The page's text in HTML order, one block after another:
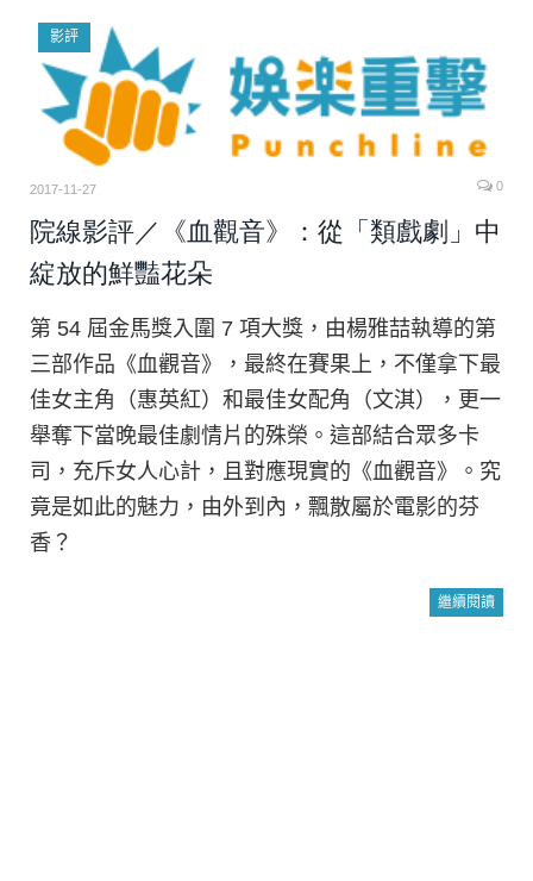
影評
2017-11-27 0
院線影評／《血觀音》：從「類戲劇」中
綻放的鮮豔花朵
第 54 屆金馬獎入圍 7 項大獎，由楊雅喆執導的第
三部作品《血觀音》，最終在賽果上，不僅拿下最
佳女主角（惠英紅）和最佳女配角（文淇），更一
舉奪下當晚最佳劇情片的殊榮。這部結合眾多卡
司，充斥女人心計，且對應現實的《血觀音》。究
竟是如此的魅力，由外到內，飄散屬於電影的芬
香？
繼續閱讀